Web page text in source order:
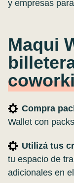
y empresas
Maqui
Compra
Wallet con
Utilizá tus
tu espacio de
adicionales en